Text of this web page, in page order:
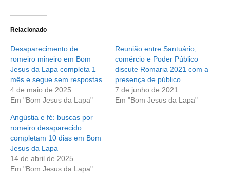
Relacionado
Desaparecimento de
romeiro mineiro em Bom
Jesus da Lapa completa 1
mês e segue sem respostas
4 de maio de 2025
Em "Bom Jesus da Lapa"
Reunião entre Santuário,
comércio e Poder Público
discute Romaria 2021 com a
presença de público
7 de junho de 2021
Em "Bom Jesus da Lapa"
Angústia e fé: buscas por
romeiro desaparecido
completam 10 dias em Bom
Jesus da Lapa
14 de abril de 2025
Em "Bom Jesus da Lapa"